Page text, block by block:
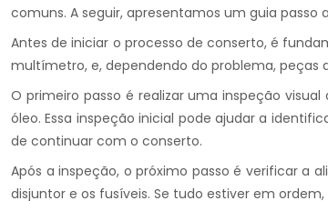
comuns. A seguir, apresentamos um guia
Antes de iniciar o processo de conserto, é
multímetro, e, dependendo do problema, peças
O primeiro passo é realizar uma inspeção
óleo. Essa inspeção inicial pode ajudar a
de continuar com o conserto.
Após a inspeção, o próximo passo é verificar a
disjuntor e os fusíveis. Se tudo estiver em